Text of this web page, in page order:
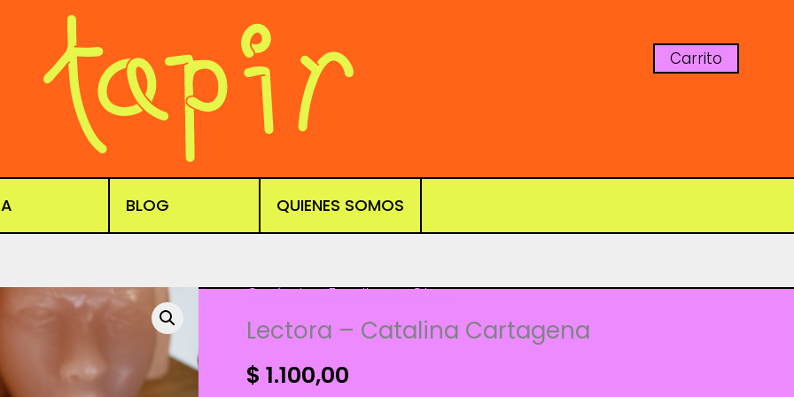
Carrito
BLOG QUIENES SOMOS
Cerámica,Esculturas,Otros
Lectora – Catalina Cartagena
$ 1.100,00